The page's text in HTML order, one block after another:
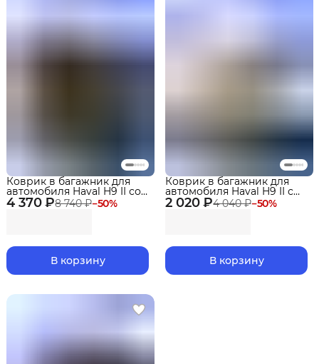
4 370 ₽8 740 ₽−50%
Коврик в багажник для
автомобиля Haval H9 II со
сложенным 3 рядом
(2024-) EVA 3D Premium
В корзину
2 020 ₽4 040 ₽−50%
Коврик в багажник для
автомобиля Haval H9 II с
разложенным 3 рядом
(2024-) EVA 3D Premium
В корзину